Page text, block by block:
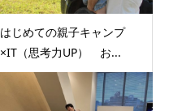
はじめての親子キャンプ
×IT（思考力UP） お...